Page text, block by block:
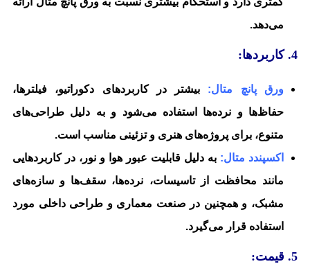
می‌دهد.
4. کاربردها:
ورق پانچ متال: بیشتر در کاربردهای دکوراتیو، فیلترها،
حفاظ‌ها و نرده‌ها استفاده می‌شود و به دلیل طراحی‌های
متنوع، برای پروژه‌های هنری و تزئینی مناسب است.
اکسپندد متال: به دلیل قابلیت عبور هوا و نور، در کاربردهایی
مانند محافظت از تاسیسات، نرده‌ها، سقف‌ها و سازه‌های
مشبک، و همچنین در صنعت معماری و طراحی داخلی مورد
استفاده قرار می‌گیرد.
5. قیمت: